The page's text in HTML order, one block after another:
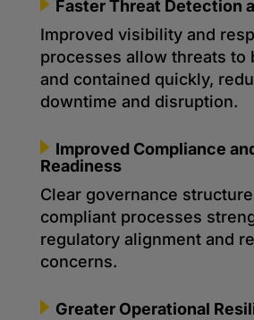
Faster Threat Detection
Improved visibility and
processes allow threats to
and contained quickly,
downtime and disruption.
Improved Compliance
Readiness
Clear governance
compliant processes
regulatory alignment and
concerns.
Greater Operational